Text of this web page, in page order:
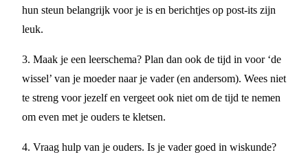
hun steun belangrijk voor je is en berichtjes op post-its zijn
leuk.
3. Maak je een leerschema? Plan dan ook de tijd in voor ‘de
wissel’ van je moeder naar je vader (en andersom). Wees niet
te streng voor jezelf en vergeet ook niet om de tijd te nemen
om even met je ouders te kletsen.
4. Vraag hulp van je ouders. Is je vader goed in wiskunde?